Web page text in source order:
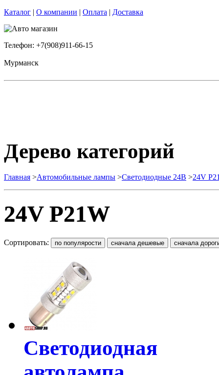
Каталог | О компании | Оплата | Доставка
Телефон: +7(908)911-66-15
Мурманск
Дерево категорий
Главная >Автомобильные лампы >Cветодиодные 24B >24V
24V P21W
Сортировать:
Светодиодная